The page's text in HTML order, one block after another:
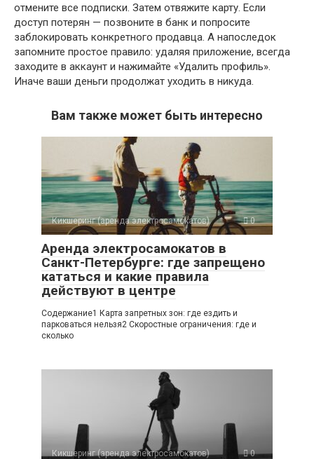
отмените все подписки. Затем отвяжите карту. Если
доступ потерян — позвоните в банк и попросите
заблокировать конкретного продавца. А напоследок
запомните простое правило: удаляя приложение, всегда
заходите в аккаунт и нажимайте «Удалить профиль».
Иначе ваши деньги продолжат уходить в никуда.
Вам также может быть интересно
Кикшеринг (аренда электросамокатов) 0
Аренда электросамокатов в
Санкт-Петербурге: где запрещено
кататься и какие правила
действуют в центре
Содержание1 Карта запретных зон: где ездить и
парковаться нельзя2 Скоростные ограничения: где и
сколько
Кикшеринг (аренда электросамокатов) 0